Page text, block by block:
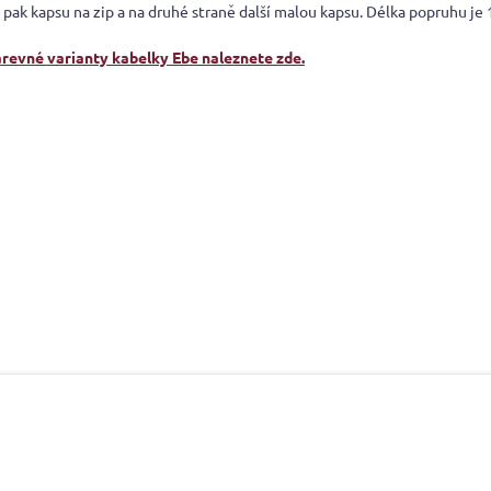
kapsu na zip a na druhé straně další malou kapsu. Délka popruhu je
varianty kabelky Ebe naleznete zde.